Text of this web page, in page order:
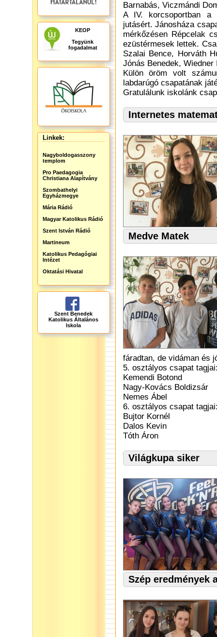
KEOP
Tegyünk
fogadalmat
Linkek:
Nagyboldogasszony
templom
Pro Paedagogia
Christiana Alapítvány
Szombathelyi
Egyházmegye
Mária Rádió
Magyar Katolikus Rádió
Szent István Rádió
Martineum
Katolikus Pedagógiai
Intézet
Oktatási Hivatal
Szent Benedek
Katolikus Általános
Iskola
Barnabás, Viczmándi
A IV. korcsoportban a
jutásért. Jánosháza
mérkőzésen Répcelak
ezüstérmesek lettek.
Szalai Bence, Horváth
Jónás Benedek,
Külön öröm volt
labdarúgó csapatának
Gratulálunk iskolánk
Internetes
Medve Matek
fáradtan, de vidáman és
5. osztályos csapat
Kemendi Botond
Nagy-Kovács Boldizsár
Nemes Ábel
6. osztályos csapat
Bujtor Kornél
Dalos Kevin
Tóth Áron
Világkupa siker
Szép eredmények